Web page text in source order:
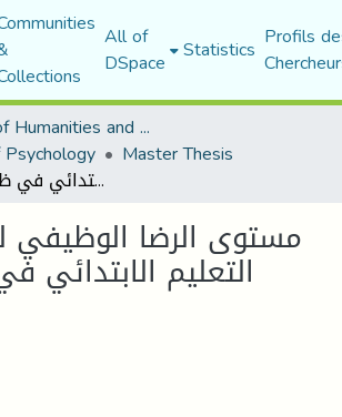
All of
DSpace Statistics Profils
Faculty of Humanities and Social Sciences
Master Thesis
مستوى الرضا الوظيفي لدى أساتذة التعليم الابتدائي في ظل جائحة كورونا
مستوى الرضا الوظيفي
التعليم